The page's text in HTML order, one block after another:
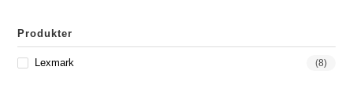
Produkter
Lexmark (8)